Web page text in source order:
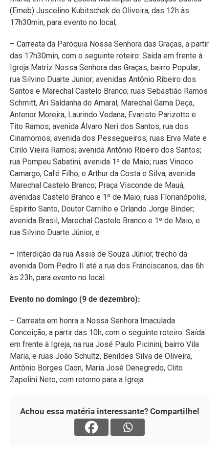
(Emeb) Juscelino Kubitschek de Oliveira, das 12h às
17h30min, para evento no local;
– Carreata da Paróquia Nossa Senhora das Graças, a partir
das 17h30min, com o seguinte roteiro: Saída em frente à
Igreja Matriz Nossa Senhora das Graças, bairro Popular;
rua Silvino Duarte Junior; avenidas Antônio Ribeiro dos
Santos e Marechal Castelo Branco; ruas Sebastião Ramos
Schmitt, Ari Saldanha do Amaral, Marechal Gama Deça,
Antenor Moreira, Laurindo Vedana, Evaristo Parizotto e
Tito Ramos; avenida Álvaro Neri dos Santos; rua dos
Cinamomos; avenida dos Pessegueiros; ruas Erva Mate e
Cirilo Vieira Ramos; avenida Antônio Ribeiro dos Santos;
rua Pompeu Sabatini; avenida 1º de Maio; ruas Vinoco
Camargo, Café Filho, e Arthur da Costa e Silva; avenida
Marechal Castelo Branco; Praça Visconde de Mauá;
avenidas Castelo Branco e 1º de Maio; ruas Florianópolis,
Espírito Santo, Doutor Carrilho e Orlando Jorge Binder;
avenida Brasil, Marechal Castelo Branco e 1º de Maio, e
rua Silvino Duarte Júnior, e
– Interdição da rua Assis de Souza Júnior, trecho da
avenida Dom Pedro II até a rua dos Franciscanos, das 6h
às 23h, para evento no local.
Evento no domingo (9 de dezembro):
– Carreata em honra a Nossa Senhora Imaculada
Conceição, a partir das 10h, com o seguinte roteiro: Saída
em frente à Igreja, na rua José Paulo Picinini, bairro Vila
Maria, e ruas João Schultz, Benildes Silva de Oliveira,
Antônio Borges Caon, Maria José Denegredo, Clito
Zapelini Neto, com retorno para a Igreja.
Achou essa matéria interessante? Compartilhe!